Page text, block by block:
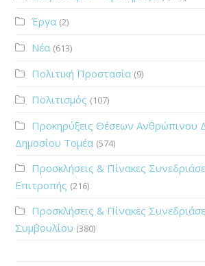
Έργα (2)
Νέα (613)
Πολιτική Προστασία (9)
Πολιτισμός (107)
Προκηρύξεις Θέσεων Ανθρώπινου
Δημοσίου Τομέα (574)
Προσκλήσεις & Πίνακες
Επιτροπής (216)
Προσκλήσεις & Πίνακες
Συμβουλίου (380)